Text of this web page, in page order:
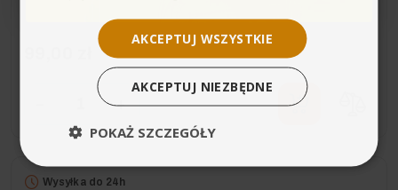
+
Wysyłka do 24h
AKCEPTUJ WSZYSTKIE
AKCEPTUJ NIEZBĘDNE
POKAŻ SZCZEGÓŁY